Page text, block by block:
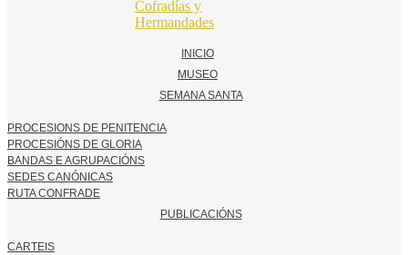
INICIO
MUSEO
SEMANA SANTA
PROCESIONS DE PENITENCIA
PROCESIÓNS DE GLORIA
BANDAS E AGRUPACIÓNS
SEDES CANÓNICAS
RUTA CONFRADE
PUBLICACIÓNS
CARTEIS